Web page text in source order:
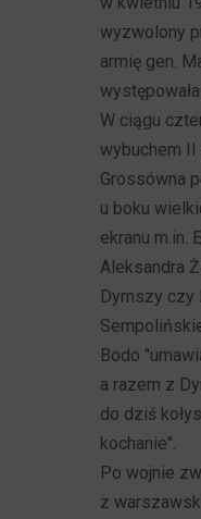
wyzwolony
armię gen.
W ciągu
wybuchem
Grossówna
u boku
ekranu m.in.
Aleksandra
Dymszy czy
Bodo
a razem z
do dziś
kochanie".
Po wojnie
z